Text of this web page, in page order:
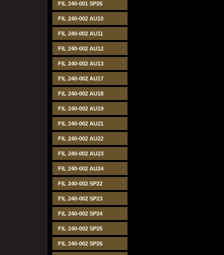
FIL 240-001 SP26
FIL 240-002 AU10
FIL 240-002 AU11
FIL 240-002 AU12
FIL 240-002 AU13
FIL 240-002 AU17
FIL 240-002 AU18
FIL 240-002 AU19
FIL 240-002 AU21
FIL 240-002 AU22
FIL 240-002 AU23
FIL 240-002 AU24
FIL 240-002 SP22
FIL 240-002 SP23
FIL 240-002 SP24
FIL 240-002 SP25
FIL 240-002 SP26